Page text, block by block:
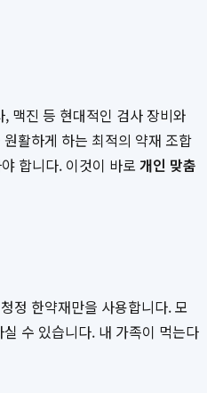
맥진 등 현대적인 검사 장비와
활하게 하는 최적의 약재 조합
합니다. 이것이 바로 개인 맞춤
정 한약재만을 사용합니다. 모
수 있습니다. 내 가족이 먹는다